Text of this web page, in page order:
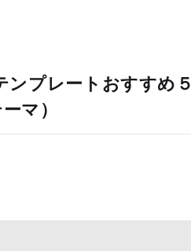
プレートおすすめ５
マ）